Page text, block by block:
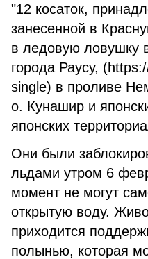
"12 косаток,
занесенной в
в ледовую ловушку
города Раусу,
single) в проливе
о. Кунашир и
японских
Они были
льдами утром 6
момент не могут
открытую воду.
приходится
полынью, которая